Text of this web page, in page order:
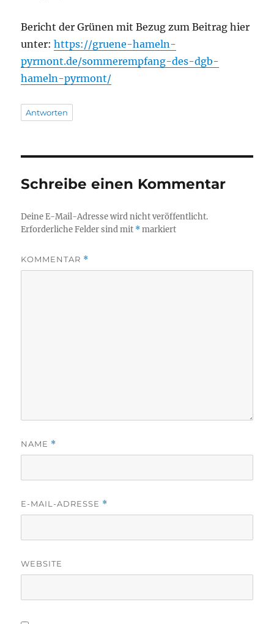
Bericht der Grünen mit Bezug zum Beitrag hier
unter:https://gruene-hameln-
pyrmont.de/sommerempfang-des-dgb-
hameln-pyrmont/
Antworten
Schreibe einen Kommentar
Deine E-Mail-Adresse wird nicht veröffentlicht.
Erforderliche Felder sind mit *markiert
KOMMENTAR *
NAME *
E-MAIL-ADRESSE *
WEBSITE